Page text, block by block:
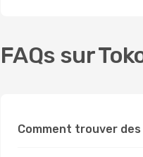
FAQs sur
Comment trouver